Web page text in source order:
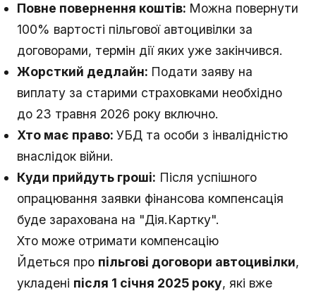
Повне повернення коштів: Можна повернути
100% вартості пільгової автоцивілки за
договорами, термін дії яких уже закінчився.
Жорсткий дедлайн: Подати заяву на
виплату за старими страховками необхідно
до 23 травня 2026 року включно.
Хто має право: УБД та особи з інвалідністю
внаслідок війни.
Куди прийдуть гроші: Після успішного
опрацювання заявки фінансова компенсація
буде зарахована на "Дія.Картку".
Хто може отримати компенсацію
Йдеться про пільгові договори автоцивілки,
укладені після 1 січня 2025 року, які вже